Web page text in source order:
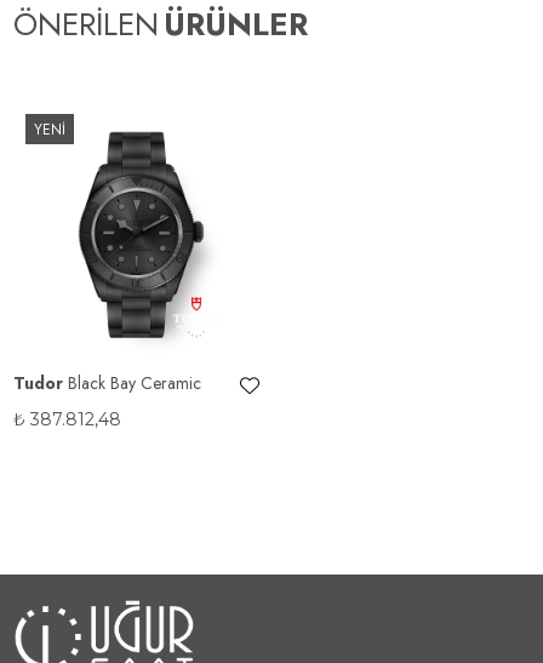
ÖNERİLEN ÜRÜNLER
YENİ
Tudor Black Bay Ceramic
₺ 387.812,48